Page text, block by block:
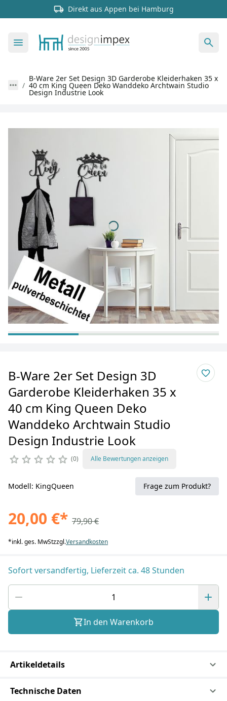
Direkt aus Appen bei Hamburg
B-Ware 2er Set Design 3D Garderobe Kleiderhaken 35 x
40 cm King Queen Deko Wanddeko Archtwain Studio
Design Industrie Look
B-Ware 2er Set Design 3D
Garderobe Kleiderhaken 35 x
40 cm King Queen Deko
Wanddeko Archtwain Studio
Design Industrie Look
0 Alle Bewertungen anzeigen
Modell: KingQueen Frage zum Produkt?
20,00 €* 79,90 €
*inkl. ges. MwStzzgl.Versandkosten
Sofort versandfertig, Lieferzeit ca. 48 Stunden
In den Warenkorb
Artikeldetails
Technische Daten